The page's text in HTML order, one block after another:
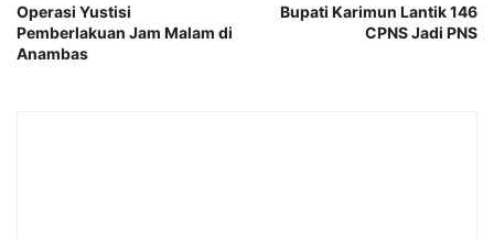
Operasi Yustisi
Pemberlakuan Jam Malam di
Anambas
Bupati Karimun Lantik 146
CPNS Jadi PNS